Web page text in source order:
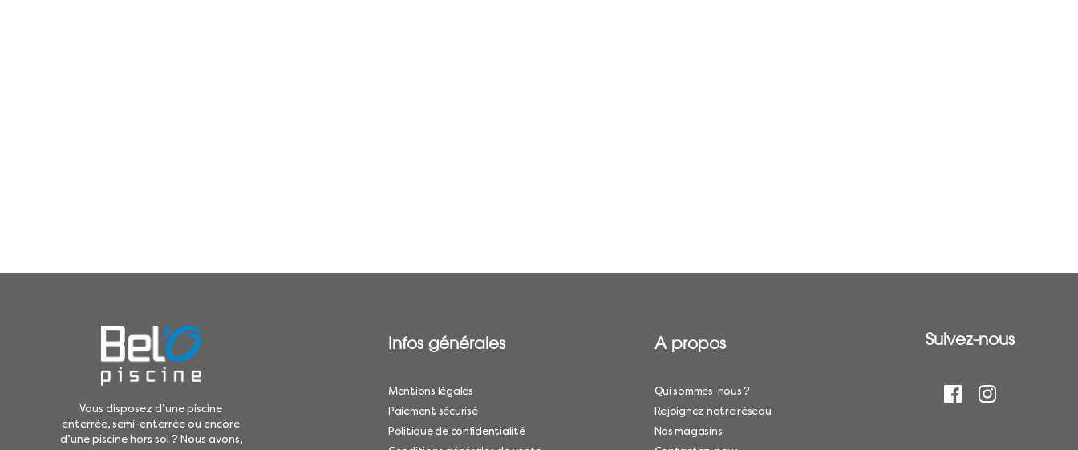
Vous disposez d’une piscine
enterrée, semi-enterrée ou encore
d’une piscine hors sol ? Nous avons,
Infos générales
Mentions légales
Paiement sécurisé
Politique de confidentialité
A propos
Qui sommes-nous ?
Rejoignez notre réseau
Nos magasins
Suivez-nous